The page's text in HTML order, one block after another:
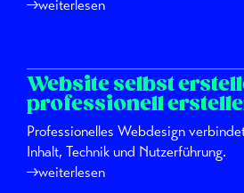
weiterlesen
Website selbst
professionell
Professionelles Webdesign
Inhalt, Technik und Nutzerführung.
weiterlesen